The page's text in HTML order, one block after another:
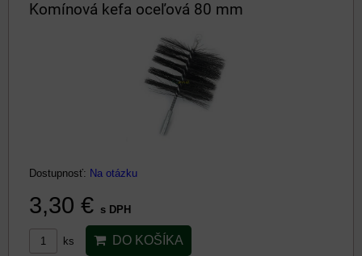
Komínová kefa oceľová 80 mm
Dostupnosť: Na otázku
3,30 € s DPH
ks DO KOŠÍKA